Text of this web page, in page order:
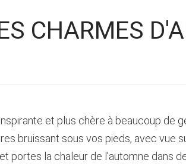
CHARMES
et plus chère à beaucoup de
bruissant sous vos pieds, avec vue
portes la chaleur de l'automne dans